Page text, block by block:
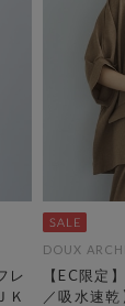
レ
Ｋ
DOUX
【EC限定
／吸水速